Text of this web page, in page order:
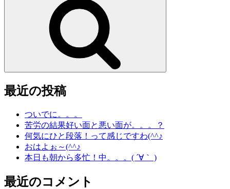
最近の投稿
ついでに。。。
苦労の結果好い面と悪い面が。。。？
何気にひと段落！って感じですわ(^^♪
おはよぉ～(^^♪
本日も朝から多忙！中。。。( ´∀｀ )
最近のコメント